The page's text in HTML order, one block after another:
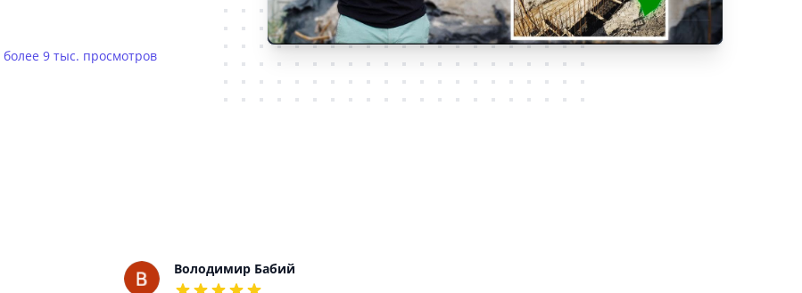
более 9 тыс. просмотров
Recent reviewsВолодимир Бабий